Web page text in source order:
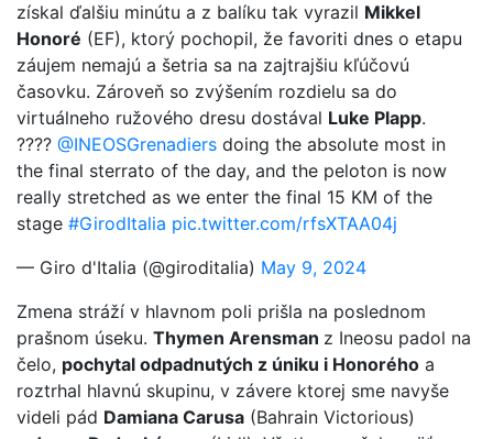
získal ďalšiu minútu a z balíku tak vyrazil Mikkel
Honoré (EF), ktorý pochopil, že favoriti dnes o etapu
záujem nemajú a šetria sa na zajtrajšiu kľúčovú
časovku. Zároveň so zvýšením rozdielu sa do
virtuálneho ružového dresu dostával Luke Plapp.
???? @INEOSGrenadiers doing the absolute most in
the final sterrato of the day, and the peloton is now
really stretched as we enter the final 15 KM of the
stage #GirodItalia pic.twitter.com/rfsXTAA04j
— Giro d'Italia (@giroditalia) May 9, 2024
Zmena stráží v hlavnom poli prišla na poslednom
prašnom úseku. Thymen Arensman z Ineosu padol na
čelo, pochytal odpadnutých z úniku i Honorého a
roztrhal hlavnú skupinu, v závere ktorej sme navyše
videli pád Damiana Carusa (Bahrain Victorious)